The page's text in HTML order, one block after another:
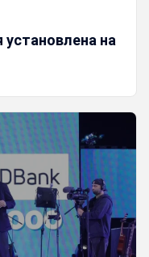
установлена на